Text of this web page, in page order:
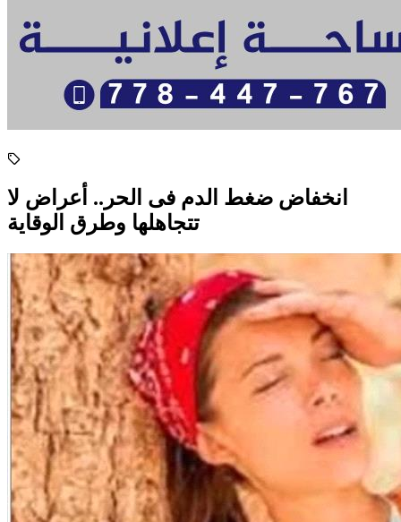
انخفاض ضغط الدم فى الحر.. أعراض لا
تتجاهلها وطرق الوقاية